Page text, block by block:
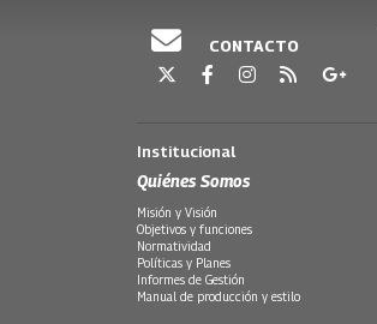
CONTACTO
Institucional
Quiénes Somos
Misión y Visión
Objetivos y funciones
Normatividad
Políticas y Planes
Informes de Gestión
Manual de producción y estilo